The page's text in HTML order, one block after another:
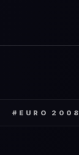
# EURO 2008